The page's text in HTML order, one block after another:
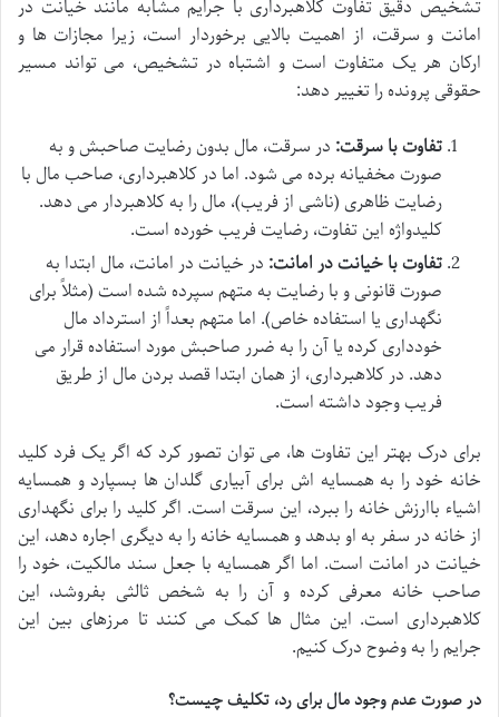
تشخیص دقیق تفاوت کلاهبرداری با جرایم مشابه مانند خیانت در
امانت و سرقت، از اهمیت بالایی برخوردار است، زیرا مجازات ها و
ارکان هر یک متفاوت است و اشتباه در تشخیص، می تواند مسیر
حقوقی پرونده را تغییر دهد:
تفاوت با سرقت: در سرقت، مال بدون رضایت صاحبش و به
صورت مخفیانه برده می شود. اما در کلاهبرداری، صاحب مال با
رضایت ظاهری (ناشی از فریب)، مال را به کلاهبردار می دهد.
کلیدواژه این تفاوت، رضایت فریب خورده است.
تفاوت با خیانت در امانت: در خیانت در امانت، مال ابتدا به
صورت قانونی و با رضایت به متهم سپرده شده است (مثلاً برای
نگهداری یا استفاده خاص). اما متهم بعداً از استرداد مال
خودداری کرده یا آن را به ضرر صاحبش مورد استفاده قرار می
دهد. در کلاهبرداری، از همان ابتدا قصد بردن مال از طریق
فریب وجود داشته است.
برای درک بهتر این تفاوت ها، می توان تصور کرد که اگر یک فرد کلید
خانه خود را به همسایه اش برای آبیاری گلدان ها بسپارد و همسایه
اشیاء باارزش خانه را ببرد، این سرقت است. اگر کلید را برای نگهداری
از خانه در سفر به او بدهد و همسایه خانه را به دیگری اجاره دهد، این
خیانت در امانت است. اما اگر همسایه با جعل سند مالکیت، خود را
صاحب خانه معرفی کرده و آن را به شخص ثالثی بفروشد، این
کلاهبرداری است. این مثال ها کمک می کنند تا مرزهای بین این
جرایم را به وضوح درک کنیم.
در صورت عدم وجود مال برای رد، تکلیف چیست؟